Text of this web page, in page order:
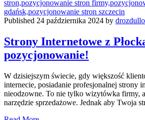
Published 24 października 2024 by drozdullo
Strony Internetowe z
pozycjonowanie!
W dzisiejszym świecie, gdy większość
internecie, posiadanie profesjonalnej strony
nieodzowne. To nie tylko wizytówka firmy,
narzędzie sprzedażowe. Jednak aby Twoja